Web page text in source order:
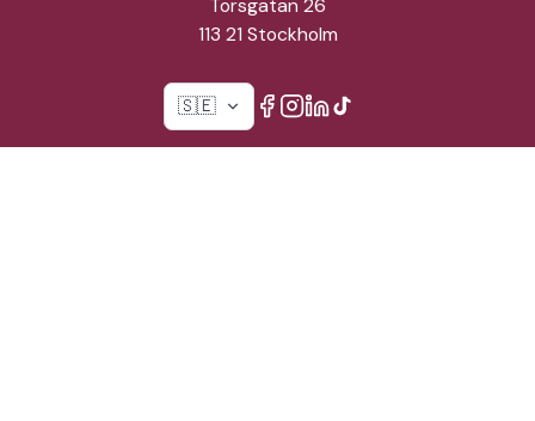
113 21 Stockholm
🇸🇪